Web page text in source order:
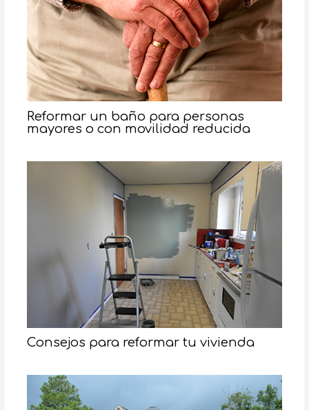
Reformar un baño para personas
mayores o con movilidad reducida
Consejos para reformar tu vivienda